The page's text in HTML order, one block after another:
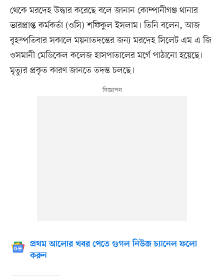
থেকে মরদেহ উদ্ধার করেছে বলে জানান কোম্পানীগঞ্জ থানার
ভারপ্রাপ্ত কর্মকর্তা (ওসি) শফিকুল ইসলাম। তিনি বলেন, আজ
বৃহস্পতিবার সকালে ময়নাতদন্তের জন্য মরদেহ সিলেট এম এ জি
ওসমানী মেডিকেল কলেজ হাসপাতালের মর্গে পাঠানো হয়েছে।
মৃত্যুর প্রকৃত কারণ জানতে তদন্ত চলছে।
প্রথম আলোর খবর পেতে গুগল নিউজ চ্যানেল ফলো
করুন